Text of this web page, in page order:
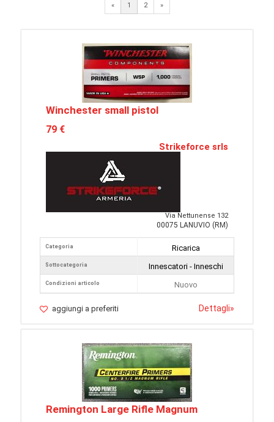
« 1 2 »Next
Winchester small pistol
79 €
Strikeforce srls
Via Nettunense 132
00075 LANUVIO (RM)
Categoria
Sottocategoria
Condizioni articolo
Ricarica
Innescatori - Inneschi
Nuovo
aggiungi a preferiti Dettagli»
Remington Large Rifle Magnum